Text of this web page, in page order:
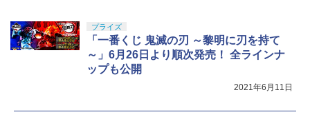
プライズ
「一番くじ 鬼滅の刃 ～黎明に刃を持て
～」6月26日より順次発売！ 全ラインナ
ップも公開
2021年6月11日